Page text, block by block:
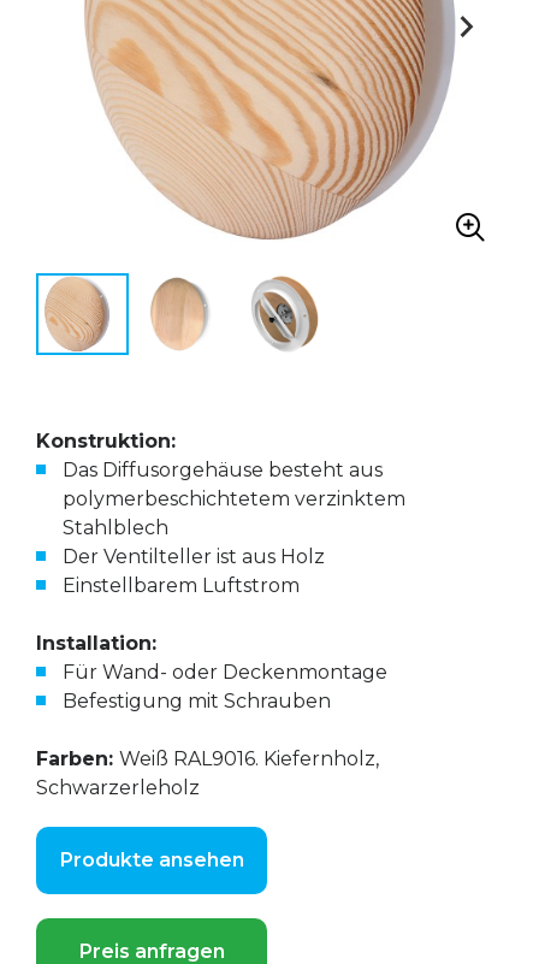
Konstruktion:
Das Diffusorgehäuse besteht aus
polymerbeschichtetem verzinktem
Stahlblech
Der Ventilteller ist aus Holz
Einstellbarem Luftstrom
Installation:
Für Wand- oder Deckenmontage
Befestigung mit Schrauben
Farben: Weiß RAL9016. Kiefernholz,
Schwarzerleholz
Produkte ansehen
Preis anfragen